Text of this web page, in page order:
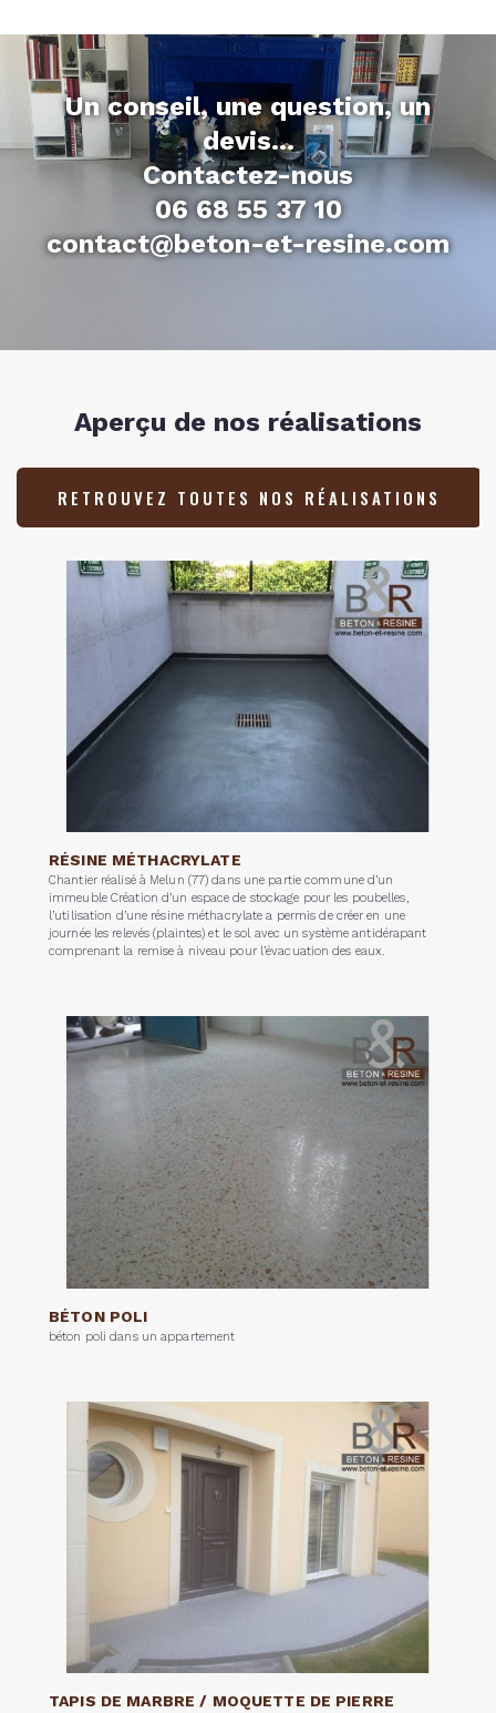
Un conseil, une question, un
devis...
Contactez-nous
06 68 55 37 10
contact@beton-et-resine.com
Aperçu de nos réalisations
RETROUVEZ TOUTES NOS RÉALISATIONS
RÉSINE MÉTHACRYLATE
Chantier réalisé à Melun (77) dans une partie commune d’un
immeuble Création d’un espace de stockage pour les poubelles,
l’utilisation d’une résine méthacrylate a permis de créer en une
journée les relevés (plaintes) et le sol avec un système antidérapant
comprenant la remise à niveau pour l’évacuation des eaux.
BÉTON POLI
béton poli dans un appartement
TAPIS DE MARBRE / MOQUETTE DE PIERRE